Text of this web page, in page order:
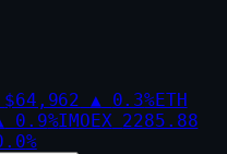
$64,962 ▲ 0.3%ETH
0.9%IMOEX 2285.88
%